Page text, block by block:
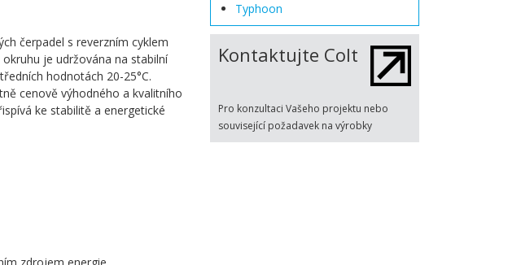
čerpadel s reverzním cyklem
je udržována na stabilní
hodnotách 20-25°C.
cenově výhodného a kvalitního
ke stabilitě a energetické
Typhoon
Kontaktujte Colt
Pro konzultaci Vašeho projektu nebo
související požadavek na výrobky